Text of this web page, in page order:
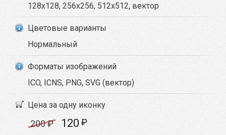
128x128, 256x256, 512x512, вектор
Цветовые варианты
Нормальный
Форматы изображений
ICO, ICNS, PNG, SVG (вектор)
Цена за одну иконку
200₽ 120 ₽